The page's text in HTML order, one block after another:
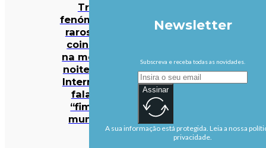
Três
fenómenos
raros vão
coincidir
na mesma
noite… e a
Internet já
fala no
“fim do
mundo”
Newsletter
Subscreva e receba todas as novidades.
Assinar
A sua informação está protegida. Leia a nossa
privacidade.